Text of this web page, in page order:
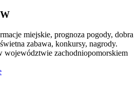
miejskie, prognoza pogody, dobra
zabawa, konkursy, nagrody.
województwie zachodniopomorskiem